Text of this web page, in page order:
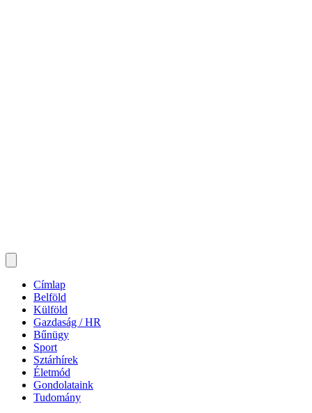
Címlap
Belföld
Külföld
Gazdaság / HR
Bűnügy
Sport
Sztárhírek
Életmód
Gondolataink
Tudomány